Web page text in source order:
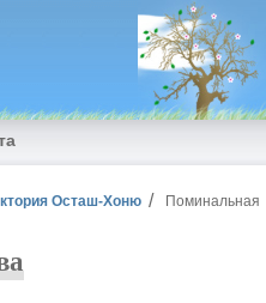
Осташ-Хоню
Поминальная